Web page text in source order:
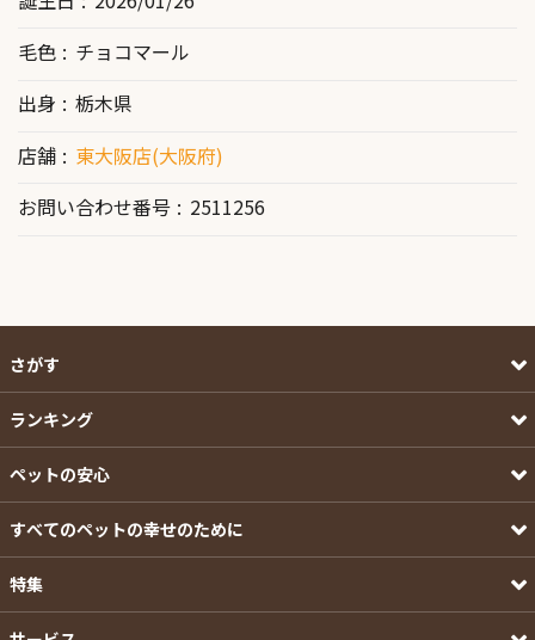
毛色
チョコマール
出身
栃木県
店舗
東大阪店(大阪府)
お問い合わせ番号
2511256
さがす
ランキング
ペットの安心
すべてのペットの幸せのために
特集